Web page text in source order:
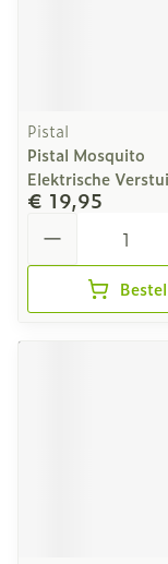
Pistal
Pistal Mosquito
Elektrische
€ 19,95
Bestel